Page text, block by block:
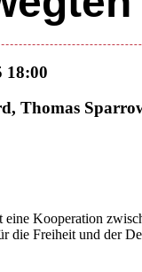
18:00
Thomas
eine Kooperation
die Freiheit und der